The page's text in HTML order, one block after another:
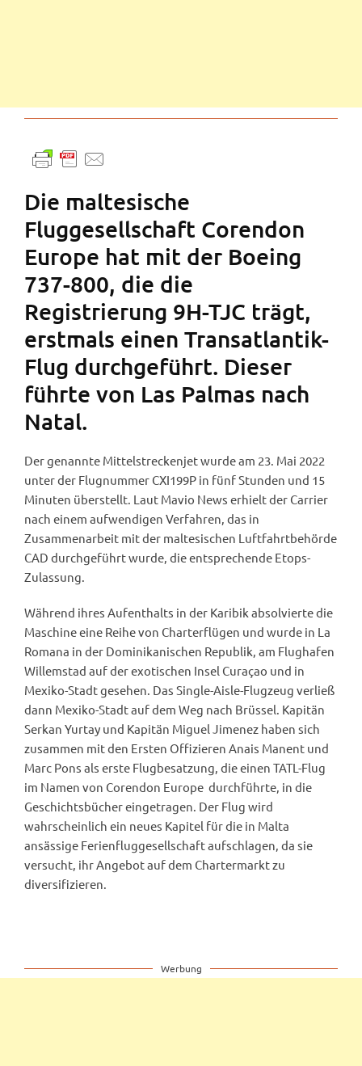
Die maltesische
Fluggesellschaft Corendon
Europe hat mit der Boeing
737-800, die die
Registrierung 9H-TJC trägt,
erstmals einen Transatlantik-
Flug durchgeführt. Dieser
führte von Las Palmas nach
Natal.
Der genannte Mittelstreckenjet wurde am 23. Mai 2022
unter der Flugnummer CXI199P in fünf Stunden und 15
Minuten überstellt. Laut Mavio News erhielt der Carrier
nach einem aufwendigen Verfahren, das in
Zusammenarbeit mit der maltesischen Luftfahrtbehörde
CAD durchgeführt wurde, die entsprechende Etops-
Zulassung.
Während ihres Aufenthalts in der Karibik absolvierte die
Maschine eine Reihe von Charterflügen und wurde in La
Romana in der Dominikanischen Republik, am Flughafen
Willemstad auf der exotischen Insel Curaçao und in
Mexiko-Stadt gesehen. Das Single-Aisle-Flugzeug verließ
dann Mexiko-Stadt auf dem Weg nach Brüssel. Kapitän
Serkan Yurtay und Kapitän Miguel Jimenez haben sich
zusammen mit den Ersten Offizieren Anais Manent und
Marc Pons als erste Flugbesatzung, die einen TATL-Flug
im Namen von Corendon Europe durchführte, in die
Geschichtsbücher eingetragen. Der Flug wird
wahrscheinlich ein neues Kapitel für die in Malta
ansässige Ferienfluggesellschaft aufschlagen, da sie
versucht, ihr Angebot auf dem Chartermarkt zu
diversifizieren.
Werbung